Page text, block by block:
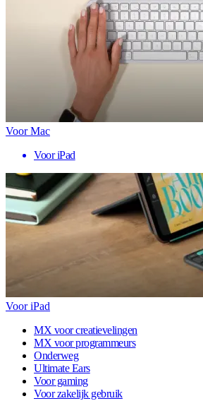
Voor Mac
Voor iPad
Voor iPad
MX voor creatievelingen
MX voor programmeurs
Onderweg
Ultimate Ears
Voor gaming
Voor zakelijk gebruik